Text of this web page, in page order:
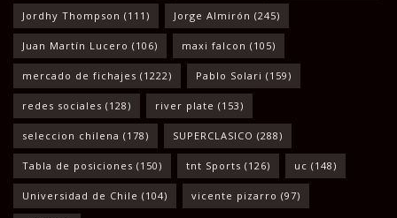
Jordhy Thompson (111) Jorge Almirón (245)
Juan Martín Lucero (106) maxi falcon (105)
mercado de fichajes (1222) Pablo Solari (159)
redes sociales (128) river plate (153)
seleccion chilena (178) SUPERCLASICO (288)
Tabla de posiciones (150) tnt Sports (126) uc (148)
Universidad de Chile (104) vicente pizarro (97)